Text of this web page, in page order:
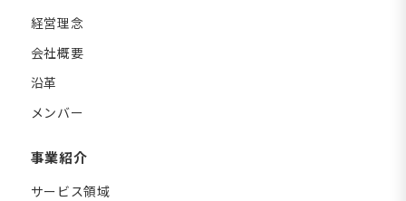
経営理念
会社概要
沿革
メンバー
事業紹介
サービス領域